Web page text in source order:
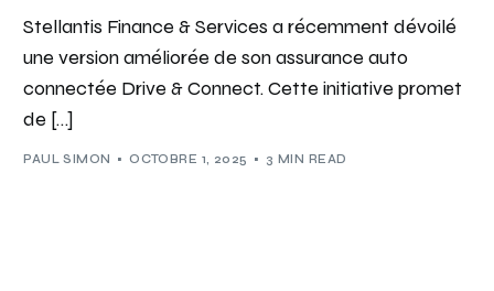
Stellantis Finance & Services a récemment dévoilé
une version améliorée de son assurance auto
connectée Drive & Connect. Cette initiative promet
de […]
PAUL SIMON OCTOBRE 1, 2025 3 MIN READ